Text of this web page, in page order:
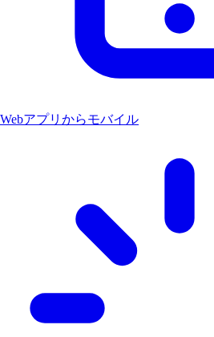
Webアプリからモバイル